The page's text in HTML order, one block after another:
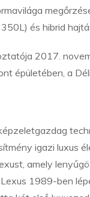
és hibrid
2017.
épületében, a
igazi luxus
amely
1989-ben